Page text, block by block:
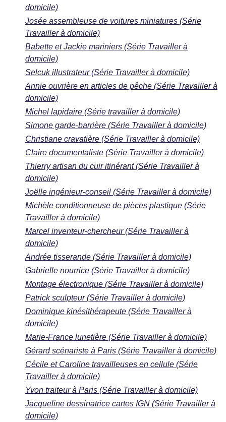
domicile)
Josée assembleuse de voitures miniatures (Série
Travailler à domicile)
Babette et Jackie mariniers (Série Travailler à
domicile)
Selcuk illustrateur (Série Travailler à domicile)
Annie ouvrière en articles de pêche (Série Travailler à
domicile)
Michel lapidaire (Série travailler à domicile)
Simone garde-barrière (Série Travailler à domicile)
Christiane cravatière (Série Travailler à domicile)
Claire documentaliste (Série Travailler à domicile)
Thierry artisan du cuir itinérant (Série Travailler à
domicile)
Joëlle ingénieur-conseil (Série Travailler à domicile)
Michèle conditionneuse de pièces plastique (Série
Travailler à domicile)
Marcel inventeur-chercheur (Série Travailler à
domicile)
Andrée tisserande (Série Travailler à domicile)
Gabrielle nourrice (Série Travailler à domicile)
Montage électronique (Série Travailler à domicile)
Patrick sculpteur (Série Travailler à domicile)
Dominique kinésithérapeute (Série Travailler à
domicile)
Marie-France lunetière (Série Travailler à domicile)
Gérard scénariste à Paris (Série Travailler à domicile)
Cécile et Caroline travailleuses en cellule (Série
Travailler à domicile)
Yvon traiteur à Paris (Série Travailler à domicile)
Jacqueline dessinatrice cartes IGN (Série Travailler à
domicile)